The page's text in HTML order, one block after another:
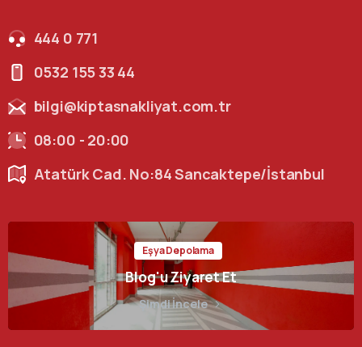
444 0 771
0532 155 33 44
bilgi@kiptasnakliyat.com.tr
08:00 - 20:00
Atatürk Cad. No:84 Sancaktepe/İstanbul
Eşya Depolama
Blog'u Ziyaret Et
Şimdi İncele